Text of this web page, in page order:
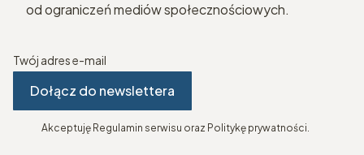
od ograniczeń mediów społecznościowych.
Twój adres e-mail
Dołącz do newslettera
Akceptuję Regulamin serwisu oraz Politykę prywatności.